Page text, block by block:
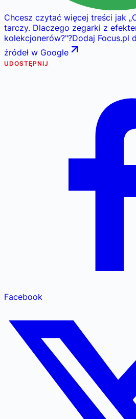
Chcesz czytać więcej treści jak „
tarczy. Dlaczego zegarki z
kolekcjonerów?"?Dodaj Focus.pl
źródeł w Google
UDOSTĘPNIJ
Facebook